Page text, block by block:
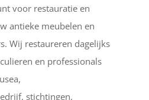
voor restauratie en
antieke meubelen en
Wij restaureren dagelijks
en professionals
stichtingen,